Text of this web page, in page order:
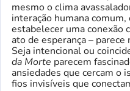
mesmo o clima
interação humana
estabelecer uma conexão
ato de esperança –
Seja intencional ou
da Morte parecem
ansiedades que cercam o
fios invisíveis que